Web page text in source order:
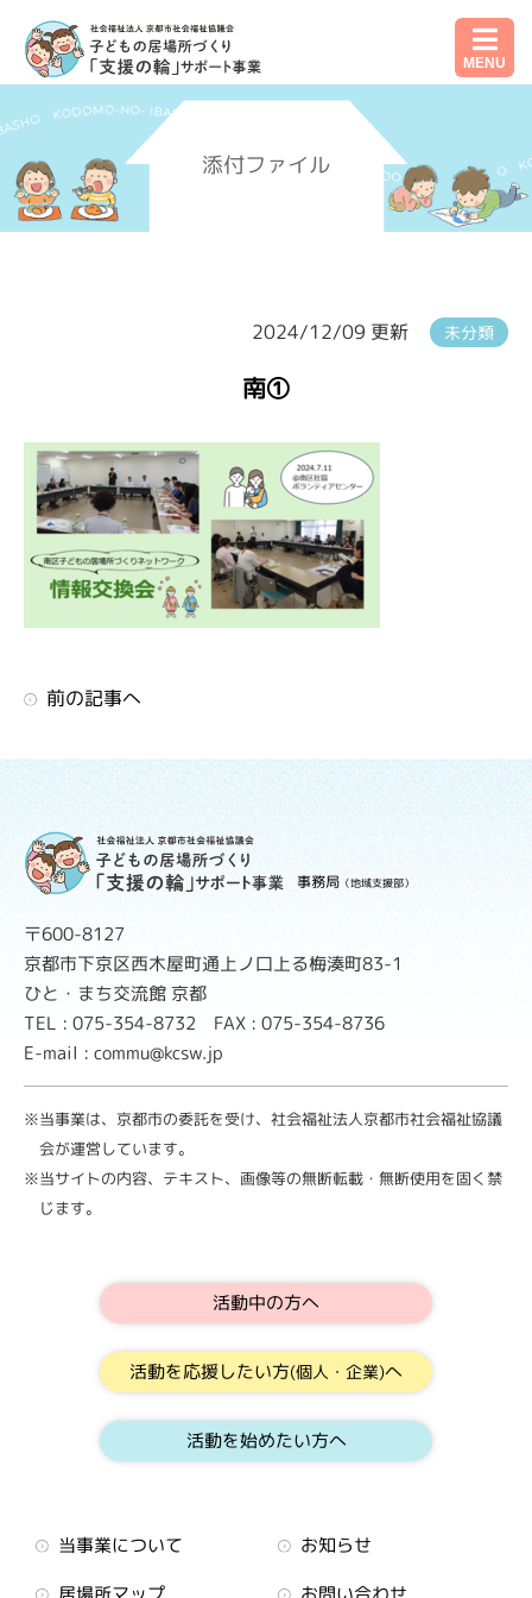
MENU
添付ファイル
2024/12/09 更新 未分類
南①
前の記事へ
事務局 （地域支援部）
〒600-8127
京都市下京区西木屋町通上ノ口上る梅湊町83-1
ひと・まち交流館 京都
TEL : 075-354-8732 FAX : 075-354-8736
E-mail : commu@kcsw.jp
※当事業は、京都市の委託を受け、社会福祉法人京都市社会福祉協議
会が運営しています。
※当サイトの内容、テキスト、画像等の無断転載・無断使用を固く禁
じます。
活動中の方へ
活動を応援したい方(個人・企業)へ
活動を始めたい方へ
当事業について
お知らせ